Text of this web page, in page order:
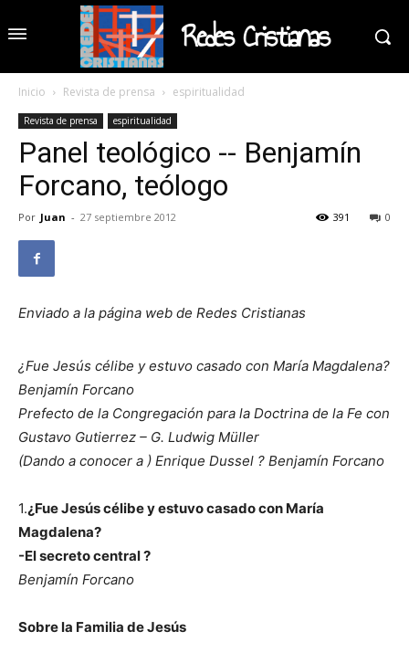
Redes Cristianas
Inicio Revista de prensa espiritualidad
Revista de prensa espiritualidad
Panel teológico -- Benjamín
Forcano, teólogo
Por Juan - 27 septiembre 2012 0
391
Enviado a la página web de Redes Cristianas
¿Fue Jesús célibe y estuvo casado con María Magdalena?
Benjamín Forcano
Prefecto de la Congregación para la Doctrina de la Fe con
Gustavo Gutierrez – G. Ludwig Müller
(Dando a conocer a ) Enrique Dussel ? Benjamín Forcano
1.¿Fue Jesús célibe y estuvo casado con María
Magdalena?
-El secreto central ?
Benjamín Forcano
Sobre la Familia de Jesús